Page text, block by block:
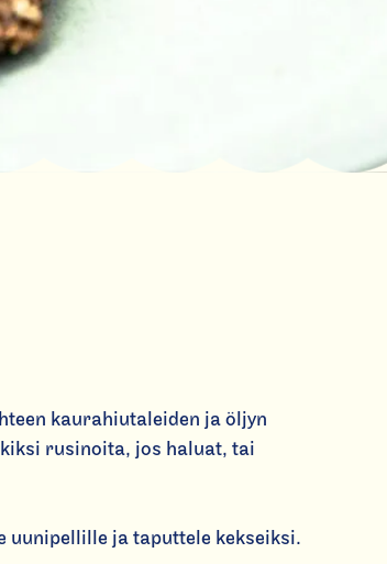
kaurahiutaleiden ja öljyn
rusinoita, jos haluat, tai
uunipellille ja taputtele kekseiksi.